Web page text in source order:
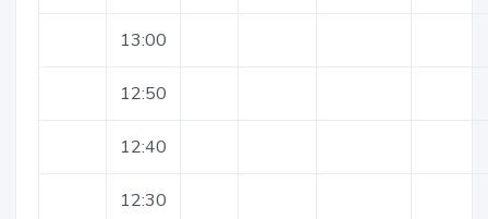
13:00
12:50
12:40
12:30